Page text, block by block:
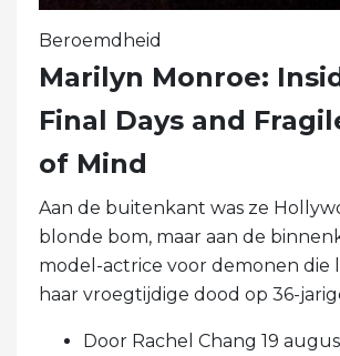
Beroemdheid
Marilyn Monroe:
Final Days and
of Mind
Aan de buitenkant was ze
blonde bom, maar aan de
model-actrice voor demonen die
haar vroegtijdige dood op 36-
Door Rachel Chang 19